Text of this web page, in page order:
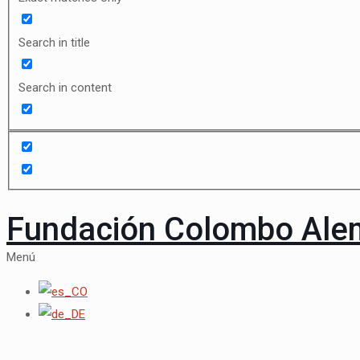
Search in title
Search in content
Fundación Colombo
Menú